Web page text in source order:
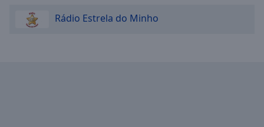
Rádio Estrela do Minho